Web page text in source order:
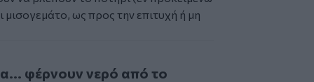
μισογεμάτο, ως προς την επιτυχή ή μη
νερό από το φράγμα Αποσελέμη
φέρνουν νερό από το